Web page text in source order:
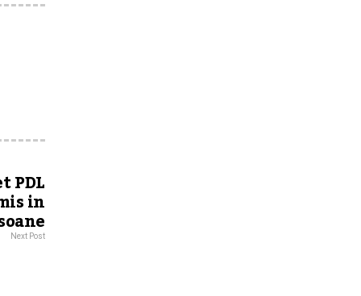
PDL
in
Next Post